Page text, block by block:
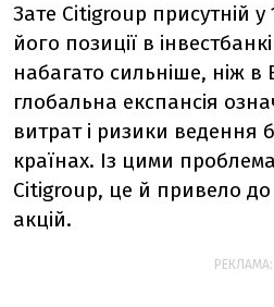
Зате Citigroup присутній у
його позиції в
набагато сильніше, ніж в
глобальна експансія
витрат і ризики ведення
країнах. Із цими
Citigroup, це й привело до
акцій.
РЕКЛАМА: